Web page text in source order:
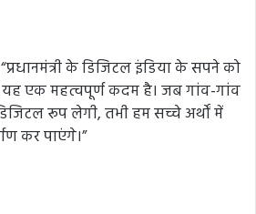
के डिजिटल इंडिया के सपने को
यह एक महत्वपूर्ण कदम है। जब गांव-गांव
रूप लेगी, तभी हम सच्चे अर्थों में
कर पाएंगे।”